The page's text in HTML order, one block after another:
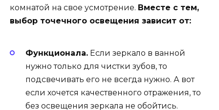
комнатой на свое усмотрение. Вместе с тем,
выбор точечного освещения зависит от:
Функционала. Если зеркало в ванной
нужно только для чистки зубов, то
подсвечивать его не всегда нужно. А вот
если хочется качественного отражения, то
без освещения зеркала не обойтись.